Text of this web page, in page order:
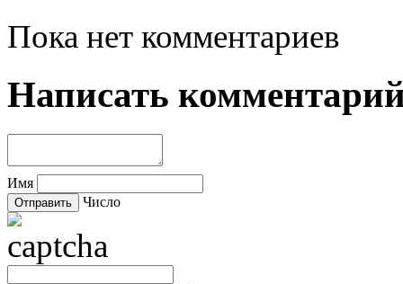
Пока нет комментариев
Написать
Имя
Число